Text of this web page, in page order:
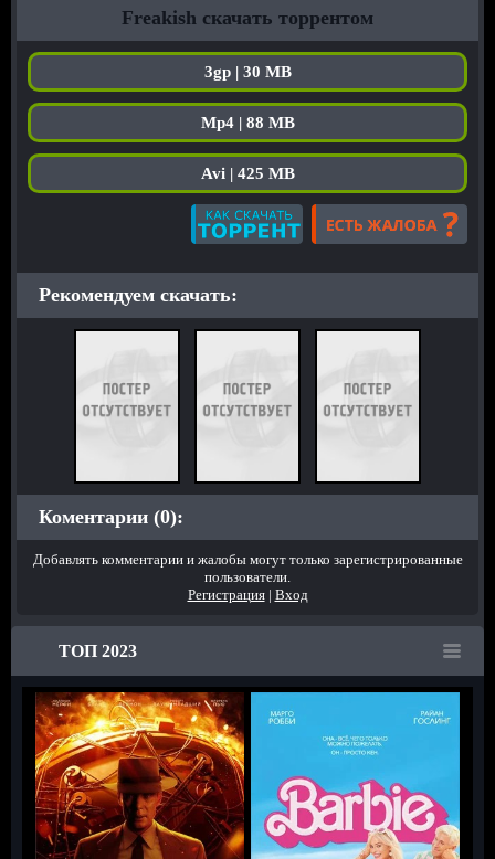
Freakish скачать торрентом
3gp | 30 MB
Mp4 | 88 MB
Avi | 425 MB
Рекомендуем скачать:
Коментарии (0):
Добавлять комментарии и жалобы могут только зарегистрированные
пользователи.
Регистрация| Вход
ТОП 2023